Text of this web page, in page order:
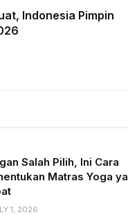
Indonesia Pimpin
Salah Pilih, Ini Cara
Matras Yoga
1, 2026